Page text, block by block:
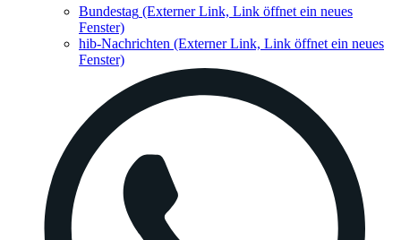
Bundestag (Externer Link, Link öffnet ein neues
Fenster)
hib-Nachrichten (Externer Link, Link öffnet ein neues
Fenster)